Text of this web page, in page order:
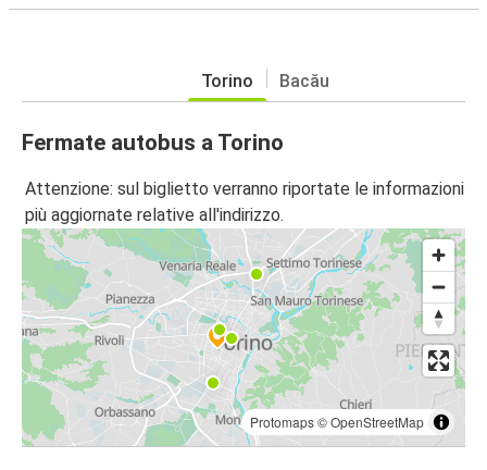
Torino Bacău
Fermate autobus a Torino
Attenzione: sul biglietto verranno riportate le informazioni
più aggiornate relative all'indirizzo.
Protomaps©OpenStreetMap